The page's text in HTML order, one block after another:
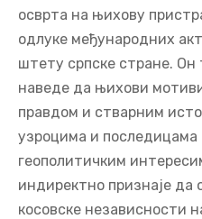
осврта на њихову
одлуке међународних
штету српске стране. Он
наведе да њихови
правдом и стварним
узроцима и последицама
геополитичким
индиректно признаје да
косовске независности